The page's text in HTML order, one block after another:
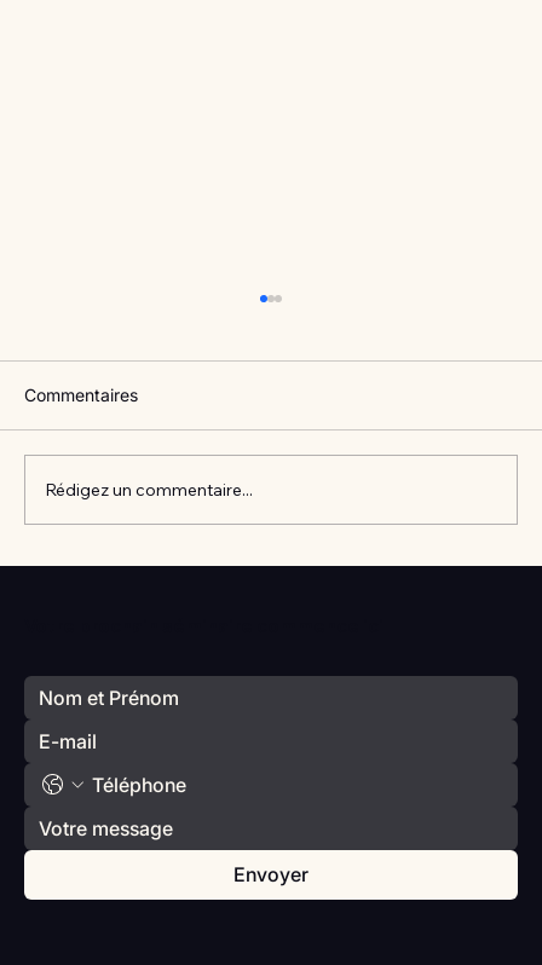
Commentaires
Rédigez un commentaire...
Envoyer